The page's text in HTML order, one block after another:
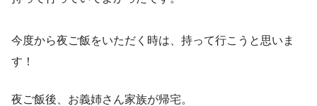
今度から夜ご飯をいただく時は、持って行こうと思いま
す！
夜ご飯後、お義姉さん家族が帰宅。